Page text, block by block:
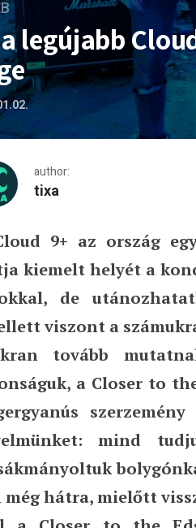
legújabb
author:
tixa
Cloud 9+
9+ az ország
kiemelt helyét a
de
viszont a
tovább
a Closer to
mind
még hátra, mielőtt